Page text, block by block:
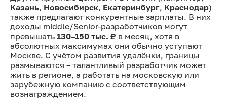
Казань, Новосибирск, Екатеринбург, Краснодар)
также предлагают конкурентные зарплаты. В них
доходы middle/Senior-разработчиков могут
превышать 130–150 тыс. ₽ в месяц, хотя в
абсолютных максимумах они обычно уступают
Москве. С учётом развития удалёнки, границы
размываются – талантливый разработчик может
жить в регионе, а работать на московскую или
зарубежную компанию с соответствующим
вознаграждением.